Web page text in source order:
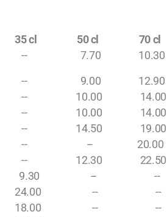
35 cl 50 cl 70 cl
-- 7.70 10.30
-- 9.00 12.90
-- 10.00 14.00
-- 10.00 14.00
-- 14.50 19.00
-- -- 20.00
-- 12.30 22.50
9.30 -- --
24.00 -- --
18.00 -- --